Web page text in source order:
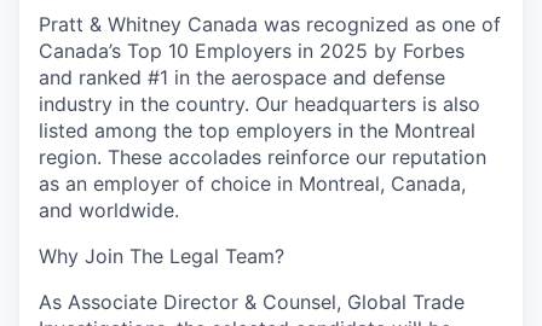
Pratt & Whitney Canada was recognized as one of
Canada’s Top 10 Employers in 2025 by Forbes
and ranked #1 in the aerospace and defense
industry in the country. Our headquarters is also
listed among the top employers in the Montreal
region. These accolades reinforce our reputation
as an employer of choice in Montreal, Canada,
and worldwide.
Why Join The Legal Team?
As Associate Director & Counsel, Global Trade